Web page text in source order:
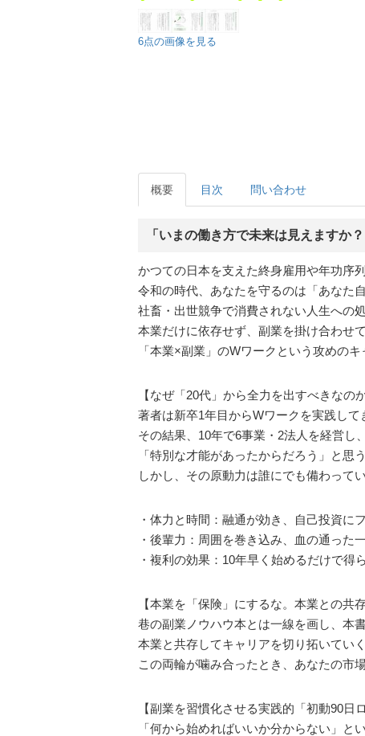
6点の画像を見る
概要 目次 問い合わせ
「いまの働き方で未来は見えますか？
かつての日本を支えた終身雇用や年功序
令和の時代、あなたを守るのは「あなた
社畜・出世競争で消費されない人生への
本業だけに依存せず、副業を掛け合わせ
「本業×副業」のWワークという攻めのキ
【なぜ「20代」から全力を出すべきなのか
著者は新卒1年目からWワークを実践して
その結果、10年で6事業・2法人を経営し
「特別な才能があったからだろう」と思
しかし、その原動力は誰にでも備わって
・体力と時間：融通が効き、自己投資に
・後輩力：周囲を巻き込み、血の通った
・複利の効果：10年早く始めるだけで得
【本業を「保険」にするな。本業との共
巷の副業ノウハウ本とは一線を画し、本
本業と共存してキャリアを切り拓いてい
この両輪が噛み合ったとき、あなたの市
【副業を習慣化させる実践的「初動90日
「何から始めればいいか分からない」